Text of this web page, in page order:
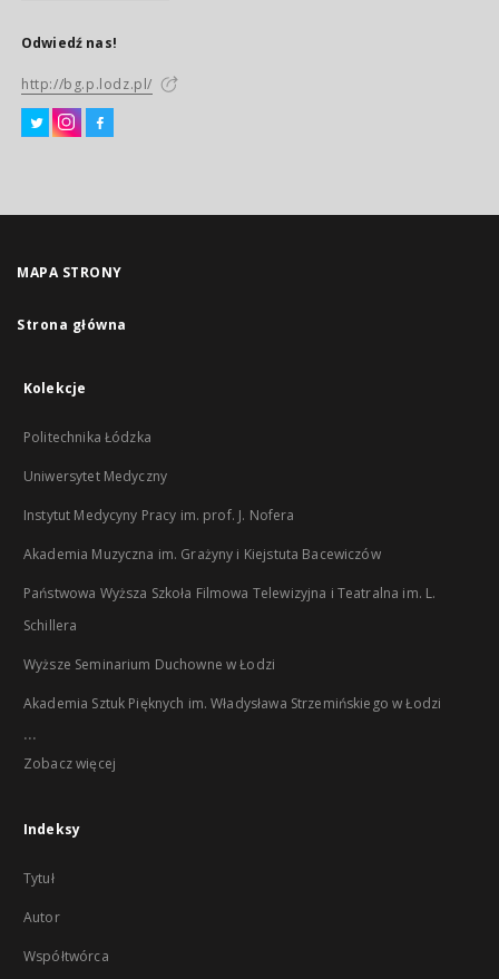
Odwiedź nas!
http://bg.p.lodz.pl/
MAPA STRONY
Strona główna
Kolekcje
Politechnika Łódzka
Uniwersytet Medyczny
Instytut Medycyny Pracy im. prof. J. Nofera
Akademia Muzyczna im. Grażyny i Kiejstuta Bacewiczów
Państwowa Wyższa Szkoła Filmowa Telewizyjna i Teatralna im. L.
Schillera
Wyższe Seminarium Duchowne w Łodzi
Akademia Sztuk Pięknych im. Władysława Strzemińskiego w Łodzi
...
Zobacz więcej
Indeksy
Tytuł
Autor
Współtwórca